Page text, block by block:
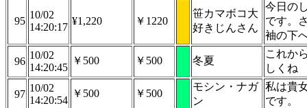
95
10/02
14:20:17
¥1,220 ￥1220
笹カマボコ大
好きじんさん
今日の
です。
袖の下
96
10/02
14:20:45
￥500 ￥500 冬夏
これか
しくね
97
10/02
14:20:54
￥500 ￥500
モシン・ナガ
ン
私は貴
です。